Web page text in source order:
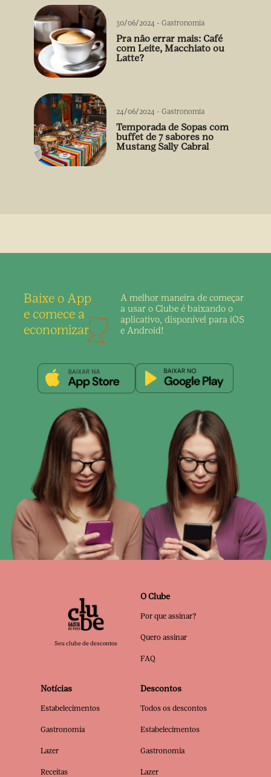
30/06/2024 - Gastronomia
Pra não errar mais: Café
com Leite, Macchiato ou
Latte?
24/06/2024 - Gastronomia
Temporada de Sopas com
buffet de 7 sabores no
Mustang Sally Cabral
Baixe o App
e comece a
economizar
A melhor maneira de começar
a usar o Clube é baixando o
aplicativo, disponível para iOS
e Android!
Seu clube de descontos
O Clube
Por que assinar?
Quero assinar
FAQ
Notícias
Estabelecimentos
Gastronomia
Lazer
Receitas
Descontos
Todos os descontos
Estabelecimentos
Gastronomia
Lazer